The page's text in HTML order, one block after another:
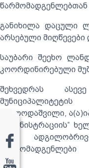
განიხილა დაცული
არსებული მიღწევები
საუბარი შეეხო
კოორდინირებული
შეხვედრას
ფოლოდაშვილი,
ადმინისტრაციის“
და
წარმომადგენლები